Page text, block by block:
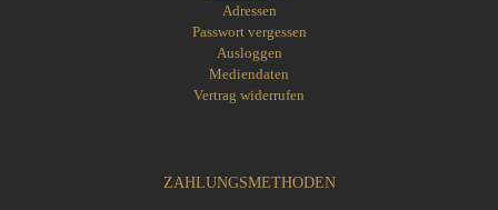
Adressen
Passwort vergessen
Ausloggen
Mediendaten
Vertrag widerrufen
ZAHLUNGSMETHODEN